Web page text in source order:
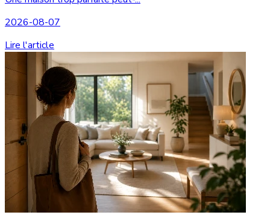
2026-08-07
Lire l'article